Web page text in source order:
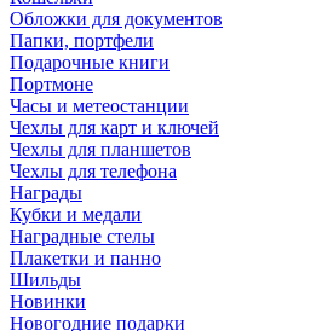
Обложки для документов
Папки, портфели
Подарочные книги
Портмоне
Часы и метеостанции
Чехлы для карт и ключей
Чехлы для планшетов
Чехлы для телефона
Награды
Кубки и медали
Наградные стелы
Плакетки и панно
Шильды
Новинки
Новогодние подарки